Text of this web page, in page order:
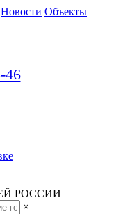
Новости Объекты
46
РОССИИ
×